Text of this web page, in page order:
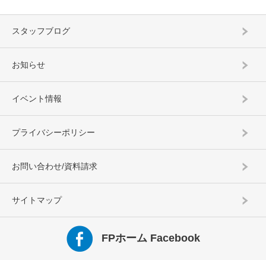
スタッフブログ
お知らせ
イベント情報
プライバシーポリシー
お問い合わせ/資料請求
サイトマップ
FPホーム Facebook